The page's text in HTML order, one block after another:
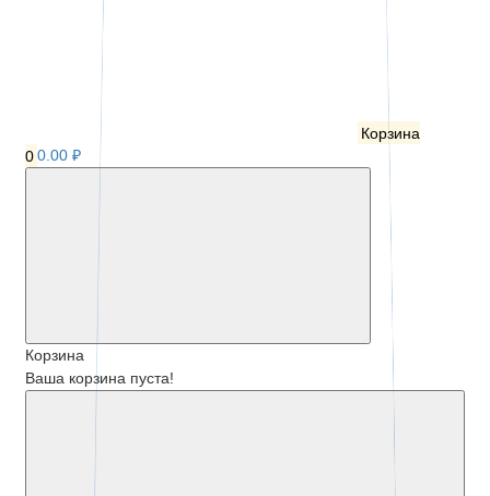
Корзина
00.00 ₽
Корзина
Ваша корзина пуста!